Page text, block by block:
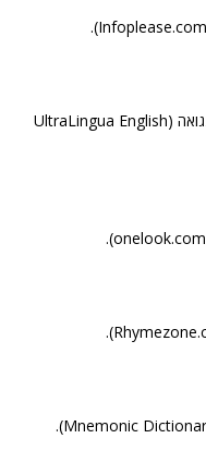
– מילון אולטרה לינגואה (UltraLingua English